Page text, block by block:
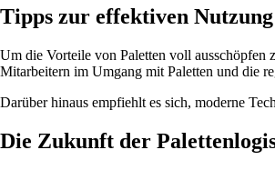
Tipps zur effektiven
Um die Vorteile von Paletten voll ausschöpfen
Mitarbeitern im Umgang mit Paletten und die
Darüber hinaus empfiehlt es sich, moderne
Die Zukunft der